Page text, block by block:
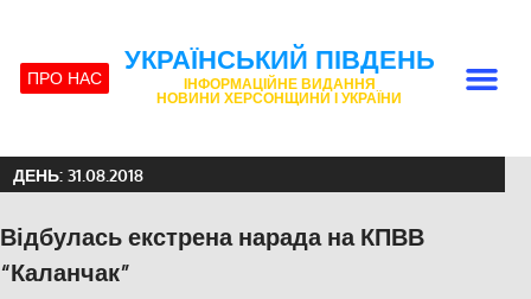
ПРО НАС
УКРАЇНСЬКИЙ ПІВДЕНЬ
ІНФОРМАЦІЙНЕ ВИДАННЯ
НОВИНИ ХЕРСОНЩИНИ І УКРАЇНИ
ДЕНЬ:31.08.2018
Відбулась екстрена нарада на КПВВ
“Каланчак”